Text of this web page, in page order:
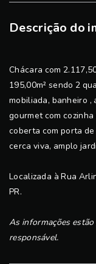
Descrição do
Chácara com
195,00m² sendo 2
mobiliada, banheiro ,
gourmet com
coberta com porta
cerca viva, amplo
Localizada à Rua
PR.
As informações
responsável.